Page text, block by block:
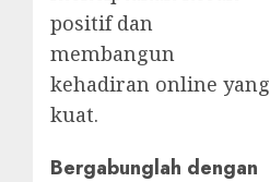
positif dan
membangun
kehadiran online yang
kuat.
Bergabunglah dengan